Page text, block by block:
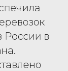
России в